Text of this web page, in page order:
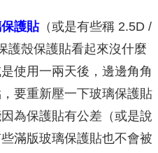
護貼（或是有些稱 2.5D /
護殼保護貼看起來沒什麼
使用一兩天後，邊邊角角
要重新壓一下玻璃保護貼
為保護貼有公差（或是說
滿版玻璃保護貼也不會被